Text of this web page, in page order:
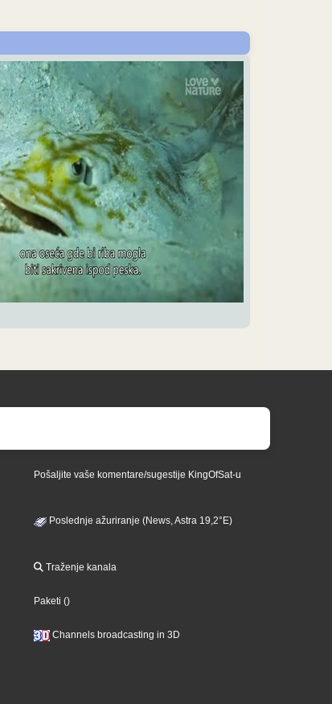
Pošaljite vaše komentare/sugestije KingOfSat-u
Poslednje ažuriranje (News, Astra 19,2°E)
Traženje kanala
Paketi ()
Channels broadcasting in 3D